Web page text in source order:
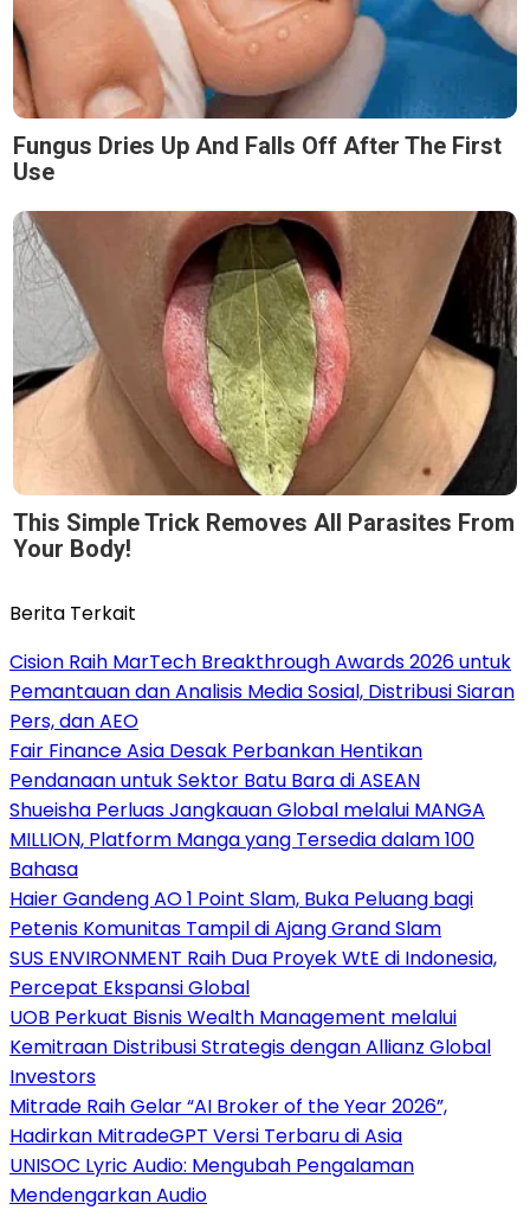
Fungus Dries Up And Falls Off After The First
Use
This Simple Trick Removes All Parasites From
Your Body!
Berita Terkait
Cision Raih MarTech Breakthrough Awards 2026 untuk
Pemantauan dan Analisis Media Sosial, Distribusi Siaran
Pers, dan AEO
Fair Finance Asia Desak Perbankan Hentikan
Pendanaan untuk Sektor Batu Bara di ASEAN
Shueisha Perluas Jangkauan Global melalui MANGA
MILLION, Platform Manga yang Tersedia dalam 100
Bahasa
Haier Gandeng AO 1 Point Slam, Buka Peluang bagi
Petenis Komunitas Tampil di Ajang Grand Slam
SUS ENVIRONMENT Raih Dua Proyek WtE di Indonesia,
Percepat Ekspansi Global
UOB Perkuat Bisnis Wealth Management melalui
Kemitraan Distribusi Strategis dengan Allianz Global
Investors
Mitrade Raih Gelar “AI Broker of the Year 2026”,
Hadirkan MitradeGPT Versi Terbaru di Asia
UNISOC Lyric Audio: Mengubah Pengalaman
Mendengarkan Audio